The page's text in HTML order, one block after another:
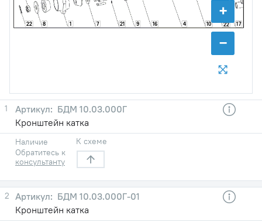
+
−
1 4
7
8 9 10
16 17
21 22
22
1
БДМ 10.03.000Г
Кронштейн катка
Наличие
Обратитесь к
консультанту
К схеме
2
БДМ 10.03.000Г-01
Кронштейн катка